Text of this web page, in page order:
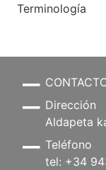
Terminología
Dirección
Aldapeta
Teléfono
tel: +34